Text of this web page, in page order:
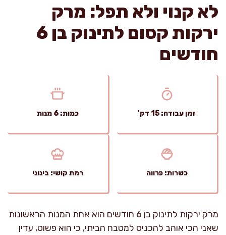
לא קנוי ולא תפל: מרק
ירקות קסום לתינוק בן 6
חודשים
זמן עבודה: 15 דק' כמות: 6 מנות
כשרות: פרווה רמת קושי: בינוני
מרק ירקות לתינוק בן 6 חודשים הוא אחת המנות הראשונות
שאני הכי אוהב להכניס למטבח הביתי, כי הוא פשוט, עדין